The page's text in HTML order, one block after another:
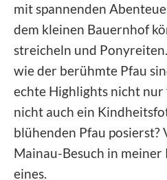
mit spannenden
dem kleinen Bauernhof
streicheln und
wie der berühmte Pfau
echte Highlights nicht nur
nicht auch ein
blühenden Pfau posierst?
Mainau-Besuch in meiner
eines.